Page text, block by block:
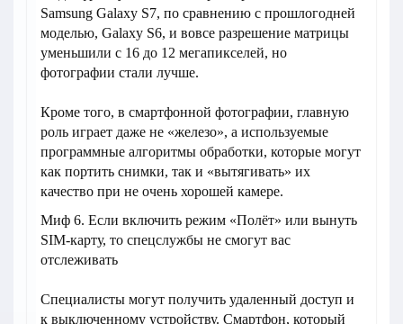
Samsung Galaxy S7, по сравнению с прошлогодней
моделью, Galaxy S6, и вовсе разрешение матрицы
уменьшили с 16 до 12 мегапикселей, но
фотографии стали лучше.
Кроме того, в смартфонной фотографии, главную
роль играет даже не «железо», а используемые
программные алгоритмы обработки, которые могут
как портить снимки, так и «вытягивать» их
качество при не очень хорошей камере.
Миф 6. Если включить режим «Полёт» или вынуть
SIM-карту, то спецслужбы не смогут вас
отслеживать
Специалисты могут получить удаленный доступ и
к выключенному устройству. Смартфон, который